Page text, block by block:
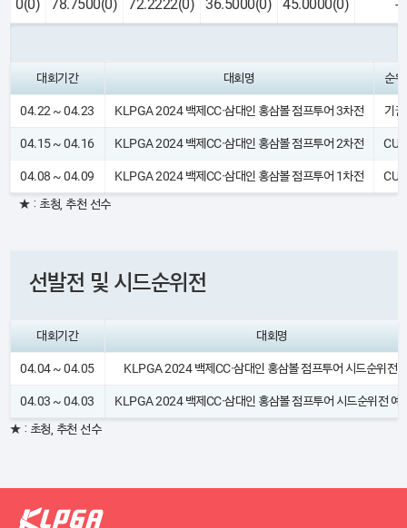
0(0) 78.7500(0) 72.2222(0) 36.5000(0) 45.0000(0) -
대회기간 대회명 순위
04.22 ~ 04.23 KLPGA 2024 백제CC·삼대인 홍삼볼 점프투어 3차전 기권
04.15 ~ 04.16 KLPGA 2024 백제CC·삼대인 홍삼볼 점프투어 2차전 CUT
04.08 ~ 04.09 KLPGA 2024 백제CC·삼대인 홍삼볼 점프투어 1차전 CUT
★ : 초청, 추천 선수
선발전 및 시드순위전
대회기간 대회명
04.04 ~ 04.05 KLPGA 2024 백제CC·삼대인 홍삼볼 점프투어 시드순위전
04.03 ~ 04.03 KLPGA 2024 백제CC·삼대인 홍삼볼 점프투어 시드순위전 예
★ : 초청, 추천 선수